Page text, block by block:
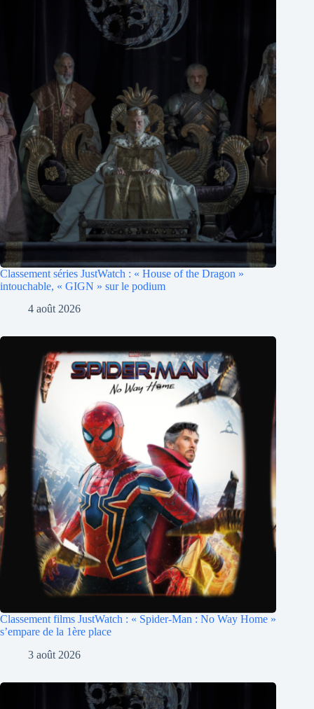
Classement séries JustWatch : « House of the Dragon »
intouchable, « GIGN » sur le podium
4 août 2026
Classement films JustWatch : « Spider-Man : No Way Home »
s’empare de la 1ère place
3 août 2026